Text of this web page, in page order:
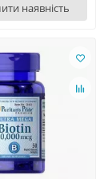
наявність